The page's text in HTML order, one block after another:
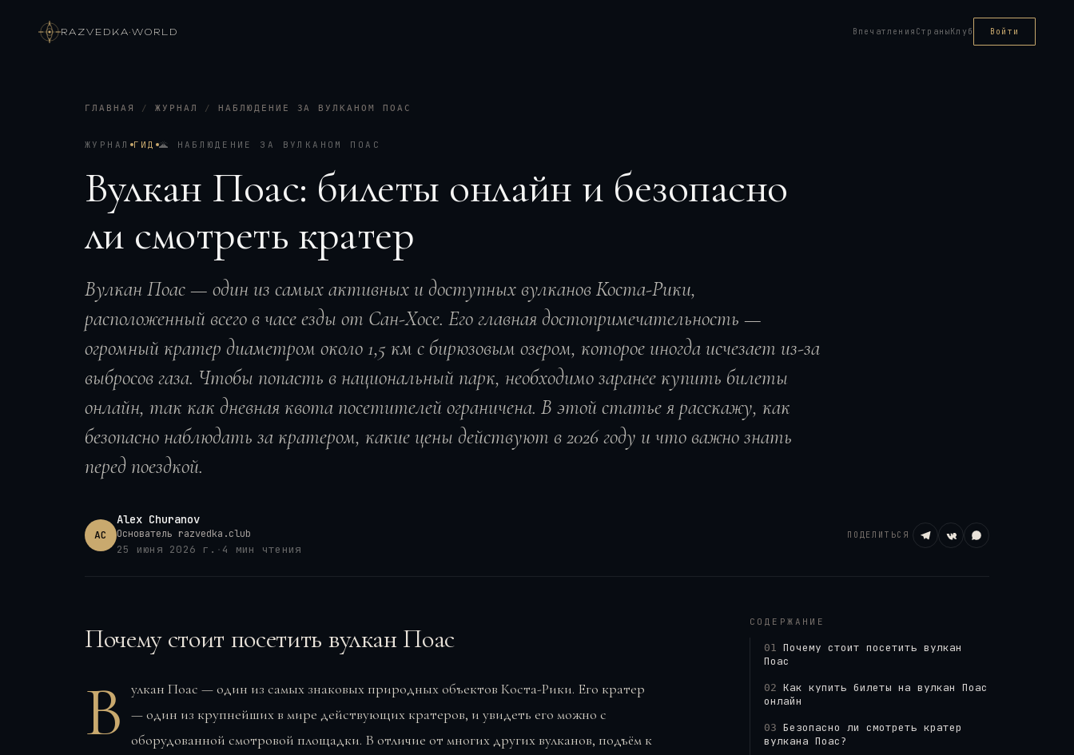
RAZVEDKA·WORLD Впечатления СтраныКлуб Войти
ГЛАВНАЯ / ЖУРНАЛ / НАБЛЮДЕНИЕ ЗА ВУЛКАНОМ ПОАС
ЖУРНАЛ ГИД 🌋 НАБЛЮДЕНИЕ ЗА ВУЛКАНОМ ПОАС
Вулкан Поас: билеты онлайн и безопасно
ли смотреть кратер
Вулкан Поас — один из самых активных и доступных вулканов Коста-Рики,
расположенный всего в часе езды от Сан-Хосе. Его главная достопримечательность —
огромный кратер диаметром около 1,5 км с бирюзовым озером, которое иногда исчезает из-за
выбросов газа. Чтобы попасть в национальный парк, необходимо заранее купить билеты
онлайн, так как дневная квота посетителей ограничена. В этой статье я расскажу, как
безопасно наблюдать за кратером, какие цены действуют в 2026 году и что важно знать
перед поездкой.
AC
Alex Churanov
Основатель razvedka.club
25 июня 2026 г. · 4 мин чтения
ПОДЕЛИТЬСЯ
Почему стоит посетить вулкан Поас
В
улкан Поас — один из самых знаковых природных объектов Коста-Рики. Его кратер
— один из крупнейших в мире действующих кратеров, и увидеть его можно с
оборудованной смотровой площадки. В отличие от многих других вулканов, подъём к
СОДЕРЖАНИЕ
01 Почему стоит посетить вулкан
Поас
02 Как купить билеты на вулкан Поас
онлайн
03 Безопасно ли смотреть кратер
вулкана Поас?